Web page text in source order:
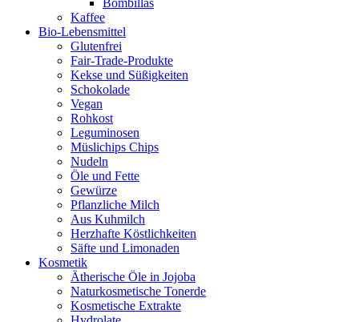
Kaffee
Bio-Lebensmittel
Glutenfrei
Fair-Trade-Produkte
Kekse und Süßigkeiten
Schokolade
Vegan
Rohkost
Leguminosen
Müslichips Chips
Nudeln
Öle und Fette
Gewürze
Pflanzliche Milch
Aus Kuhmilch
Herzhafte Köstlichkeiten
Säfte und Limonaden
Kosmetik
Ätherische Öle in Jojoba
Naturkosmetische Tonerde
Kosmetische Extrakte